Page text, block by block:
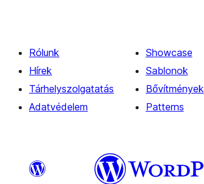
Rólunk
Hírek
Tárhelyszolgatatás
Adatvédelem
Showcase
Sablonok
Bővítmények
Patterns